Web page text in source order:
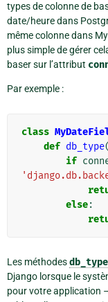
types de colonne de
date/heure dans
même colonne dans
plus simple de gérer
baser sur l’attribut
Par exemple :
class
def db_type(
if
else:
Les méthodes
Django lorsque le
pour votre application